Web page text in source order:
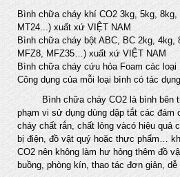
Bình chữa cháy khí CO2 3kg, 5kg,
MT24...) xuất xứ VIỆT NAM
Bình chữa cháy bột ABC, BC 2kg, 4kg,
MFZ8, MFZ35…) xuất xứ VIỆT NAM
Bình chữa cháy cứu hỏa Foam các loại
Công dụng của mỗi loại bình có tác
Bình chữa cháy CO2 là bình bên
phạm vi sử dụng dùng dập tắt các đám
cháy chất rắn, chất lỏng vàcó hiệu quả
bị điện, đồ vật quý hoặc thực phẩm…
CO2 nên không làm hư hỏng thêm đồ
buồng, phòng kín, thao tác đơn giản, dễ